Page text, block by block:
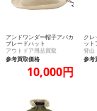
アンドワンダー帽子アバカ
ブレードハット
アウトドア用品買取
参考買取価格
10,000円
クレ
ット
登山
参考